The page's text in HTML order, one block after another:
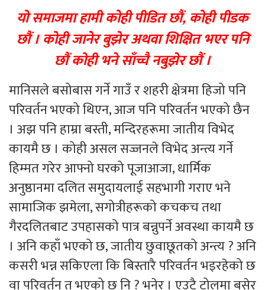
यो समाजमा हामी कोही पीडित छौं, कोही पीडक
छौं । कोही जानेर बुझेर अथवा शिक्षित भएर पनि
छौं कोही भने साँच्चै नबुझेर छौं ।
मानिसले बसोबास गर्ने गाउँ र शहरी क्षेत्रमा हिजो पनि
परिवर्तन भएको थिएन, आज पनि परिवर्तन भएको छैन
। अझ पनि हाम्रा बस्ती, मन्दिरहरूमा जातीय विभेद
कायमै छ । कोही असल सज्जनले विभेद अन्त्य गर्ने
हिम्मत गरेर आफ्नो घरको पूजाआजा, धार्मिक
अनुष्ठानमा दलित समुदायलाई सहभागी गराए भने
सामाजिक झमेला, सगोत्रीहरूको कचकच तथा
गैरदलितबाट उपहासको पात्र बन्नुपर्ने अवस्था कायमै छ
। अनि कहाँ भएको छ, जातीय छुवाछूतको अन्त्य ? अनि
कसरी भन्न सकिएला कि बिस्तारै परिवर्तन भइरहेको छ
वा परिवर्तन त भएको छ नि ? भनेर । एउटै टोलमा बसेर